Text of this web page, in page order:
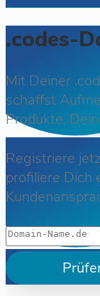
.codes-
Mit Deiner
schaffst
Produkte,
Registriere
profiliere Dich